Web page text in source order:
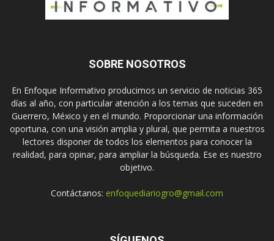
SOBRE NOSOTROS
En Enfoque Informativo producimos un servicio de noticias 365
días al año, con particular atención a los temas que suceden en
Guerrero, México y en el mundo. Proporcionar una información
oportuna, con una visión amplia y plural, que permita a nuestros
lectores disponer de todos los elementos para conocer la
realidad, para opinar, para ampliar la búsqueda. Ese es nuestro
objetivo.
Contáctanos: enfoquediariogro@gmail.com